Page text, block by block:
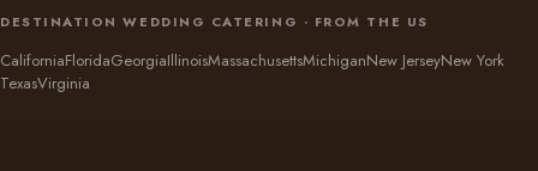
DESTINATION WEDDING CATERING · FROM THE US
CaliforniaFloridaGeorgiaIllinoisMassachusettsMichiganNew JerseyNew York
TexasVirginia